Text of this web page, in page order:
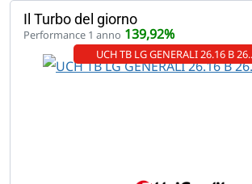
Il Turbo del giorno
Performance 1 anno 139,92%
UCH TB LG GENERALI 26.16 B